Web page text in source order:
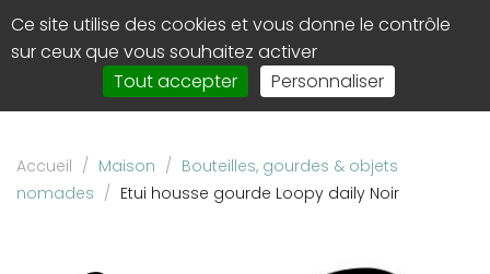
Accueil / Maison / Bouteilles, gourdes & objets
nomades / Etui housse gourde Loopy daily Noir
Panneau de gestion des cookies
Ce site utilise des cookies et vous donne le contrôle
sur ceux que vous souhaitez activer
Tout accepter
Personnaliser